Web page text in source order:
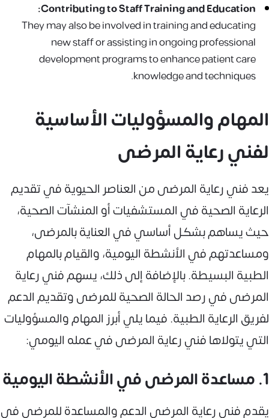
Contributing to Staff Training and Education:
They may also be involved in training and educating
new staff or assisting in ongoing professional
development programs to enhance patient care
knowledge and techniques.
المهام والمسؤوليات الأساسية
لفني رعاية المرضى
يعد فني رعاية المرضى من العناصر الحيوية في تقديم
الرعاية الصحية في المستشفيات أو المنشآت الصحية،
حيث يساهم بشكل أساسي في العناية بالمرضى،
ومساعدتهم في الأنشطة اليومية، والقيام بالمهام
الطبية البسيطة. بالإضافة إلى ذلك، يسهم فني رعاية
المرضى في رصد الحالة الصحية للمرضى وتقديم الدعم
لفريق الرعاية الطبية. فيما يلي أبرز المهام والمسؤوليات
التي يتولاها فني رعاية المرضى في عمله اليومي:
1. مساعدة المرضى في الأنشطة اليومية
يقدم فني رعاية المرضى الدعم والمساعدة للمرضى في